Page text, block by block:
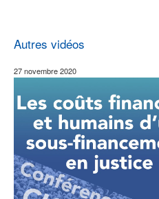
Autres vidéos
27 novembre 2020